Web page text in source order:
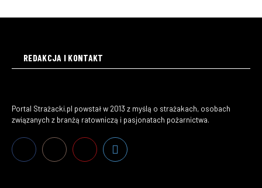
REDAKCJA I KONTAKT
Portal Strażacki.pl powstał w 2013 z myślą o strażakach, osobach
związanych z branżą ratowniczą i pasjonatach pożarnictwa.